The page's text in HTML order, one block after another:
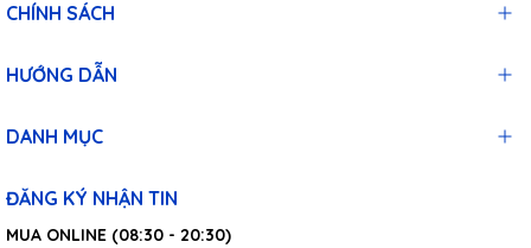
CHÍNH SÁCH
HƯỚNG DẪN
DANH MỤC
ĐĂNG KÝ NHẬN TIN
MUA ONLINE (08:30 - 20:30)